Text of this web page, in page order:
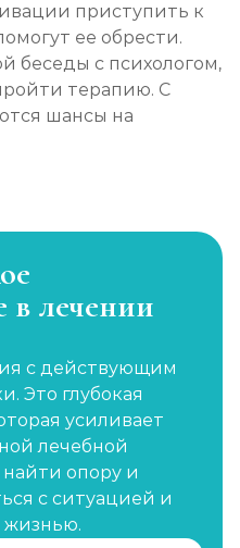
приступить к
ее обрести.
беседы с психологом,
терапию. С
шансы на
в лечении
с действующим
Это глубокая
усиливает
лечебной
опору и
с ситуацией и
жизнью.